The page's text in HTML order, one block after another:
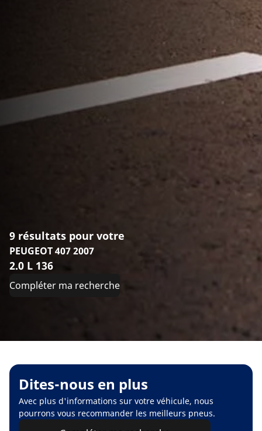
9 résultats pour votre
PEUGEOT 407 2007
2.0 L 136
Compléter ma recherche
Dites-nous en plus
Avec plus d'informations sur votre véhicule, nous
pourrons vous recommander les meilleurs pneus.